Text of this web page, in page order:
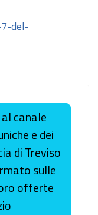
del-
canale
e dei
di Treviso
sulle
offerte